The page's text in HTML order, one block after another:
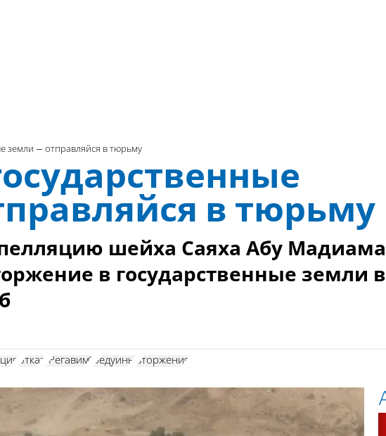
земли – отправляйся в тюрьму
в тюрьму
шейха Саяха Абу
в государственные земли в
отказ "Регавим" бедуины вторжения